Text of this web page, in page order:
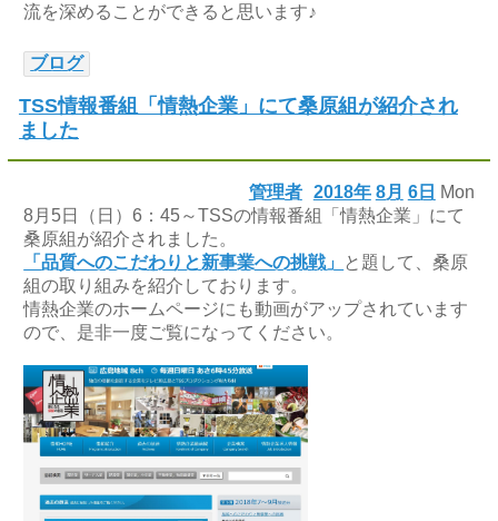
流を深めることができると思います♪
ブログ
TSS情報番組「情熱企業」にて桑原組が紹介され
ました
2018年 8月 6日 Mon
管理者
8月5日（日）6：45～TSSの情報番組「情熱企業」にて
桑原組が紹介されました。
「品質へのこだわりと新事業への挑戦」
と題して、桑原
組の取り組みを紹介しております。
情熱企業のホームページにも動画がアップされています
ので、是非一度ご覧になってください。